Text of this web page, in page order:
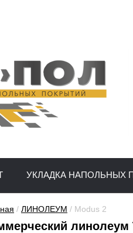
УКЛАДКА НАПОЛЬНЫХ
/ ЛИНОЛЕУМ / Modus 2
линолеум